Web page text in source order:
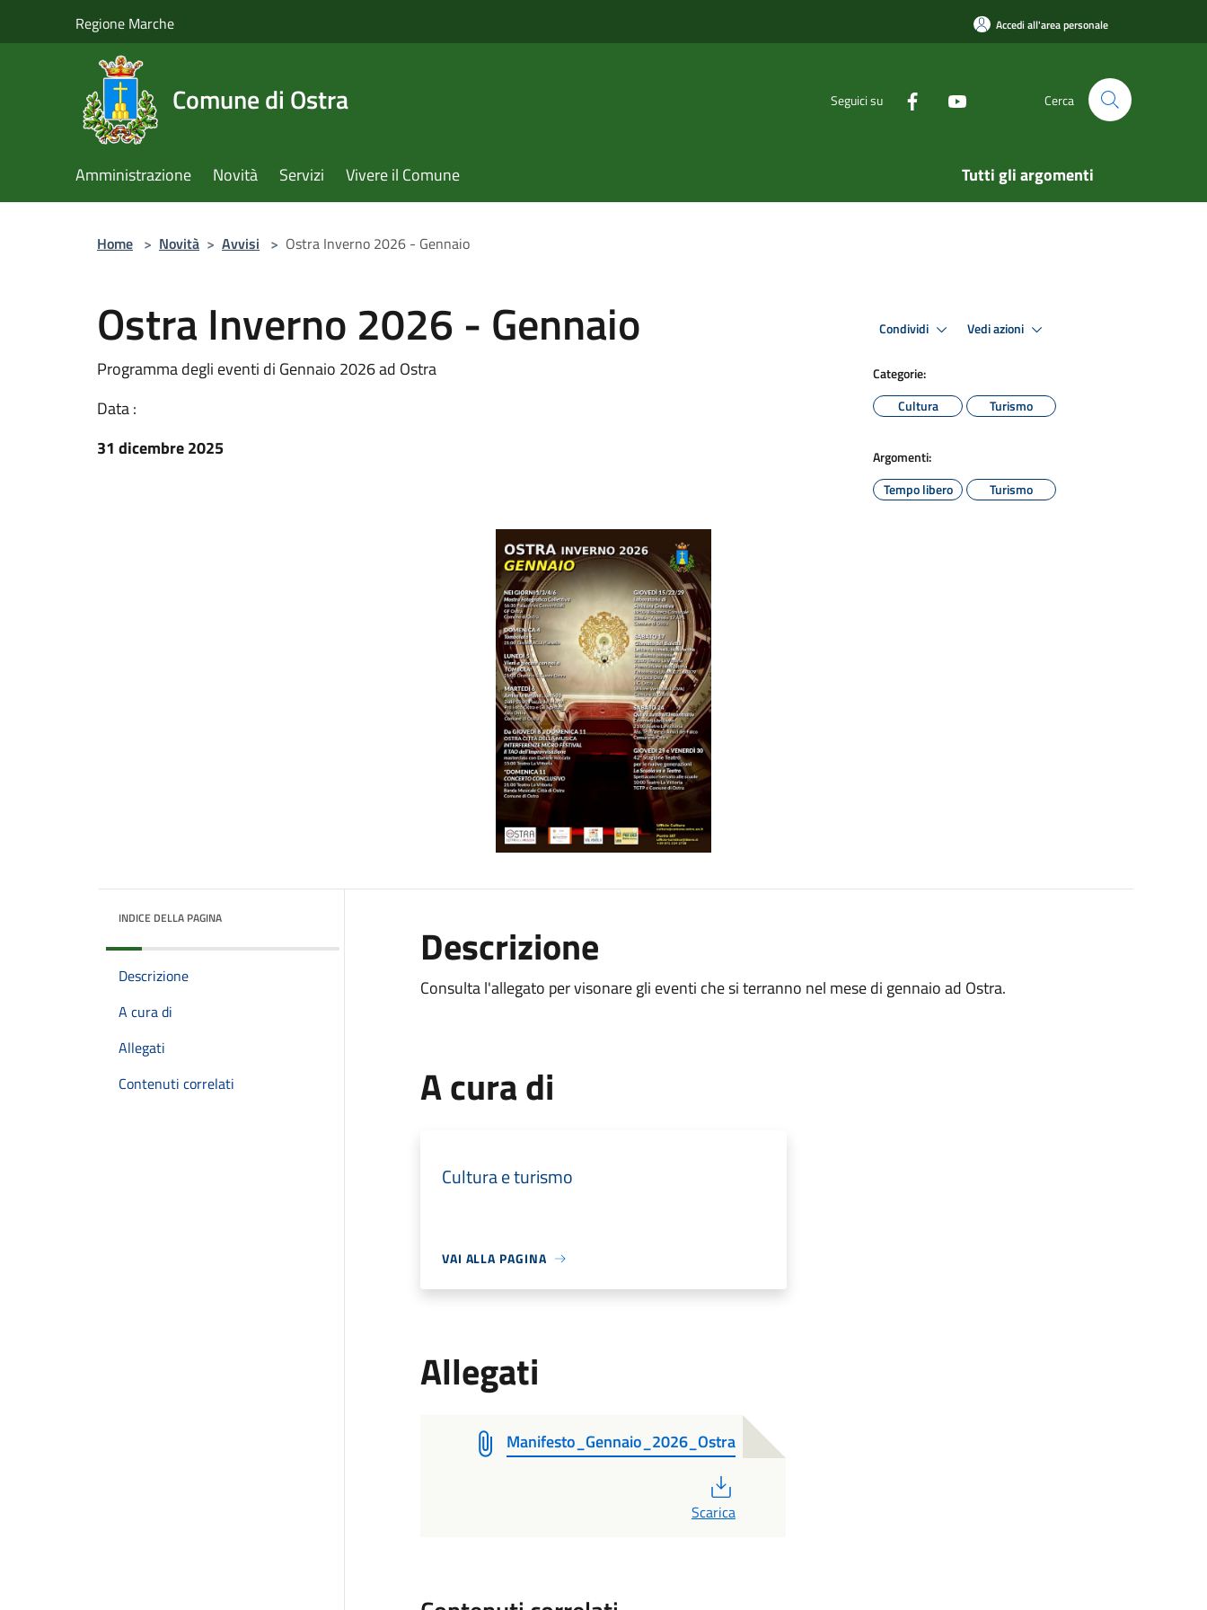
Regione Marche Accedi all'area personale
Comune di Ostra Seguici su Cerca
Amministrazione Novità Servizi Vivere il Comune Tutti gli argomenti
Home > Novità > Avvisi > Ostra Inverno 2026 - Gennaio
Ostra Inverno 2026 - Gennaio
Programma degli eventi di Gennaio 2026 ad Ostra
Data :
31 dicembre 2025
Condividi Vedi azioni
Categorie:
Cultura
Turismo
Argomenti:
Tempo libero
Turismo
INDICE DELLA PAGINA
Descrizione
A cura di
Allegati
Contenuti correlati
Descrizione
Consulta l'allegato per visonare gli eventi che si terranno nel mese di gennaio ad Ostra.
A cura di
Cultura e turismo
VAI ALLA PAGINA
Allegati
Manifesto_Gennaio_2026_Ostra
Scarica